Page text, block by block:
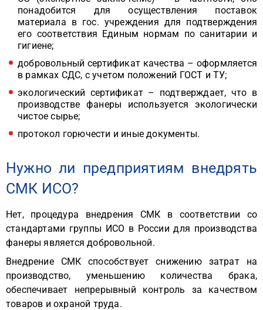
понадобится для осуществления поставок
материала в гос. учреждения для подтверждения
его соответствия Единым нормам по санитарии и
гигиене;
добровольный сертификат качества – оформляется
в рамках СДС, с учетом положений ГОСТ и ТУ;
экологический сертификат – подтверждает, что в
производстве фанеры используется экологически
чистое сырье;
протокол горючести и иные документы.
Нужно ли предприятиям внедрять
СМК ИСО?
Нет, процедура внедрения СМК в соответствии со
стандартами группы ИСО в России для производства
фанеры является добровольной.
Внедрение СМК способствует снижению затрат на
производство, уменьшению количества брака,
обеспечивает непрерывный контроль за качеством
товаров и охраной труда.